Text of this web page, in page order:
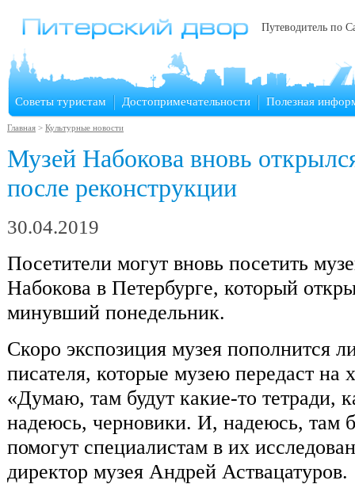
Путеводитель по
Советы туристам Достопримечательности Полезная
Главная > Культурные новости
Музей Набокова вновь
после реконструкции
30.04.2019
Посетители могут вновь посетить
Набокова в Петербурге, который
минувший понедельник.
Скоро экспозиция музея пополнится
писателя, которые музею передаст на
«Думаю, там будут какие-то тетради,
надеюсь, черновики. И, надеюсь, там
помогут специалистам в их
директор музея Андрей Аствацатуров.